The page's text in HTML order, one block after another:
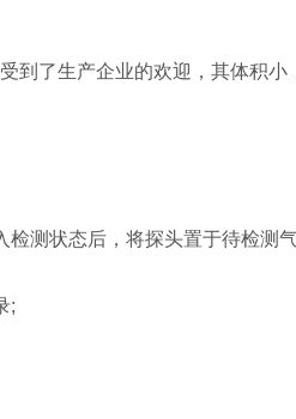
到了生产企业的欢迎，其体积小
测状态后，将探头置于待检测
;